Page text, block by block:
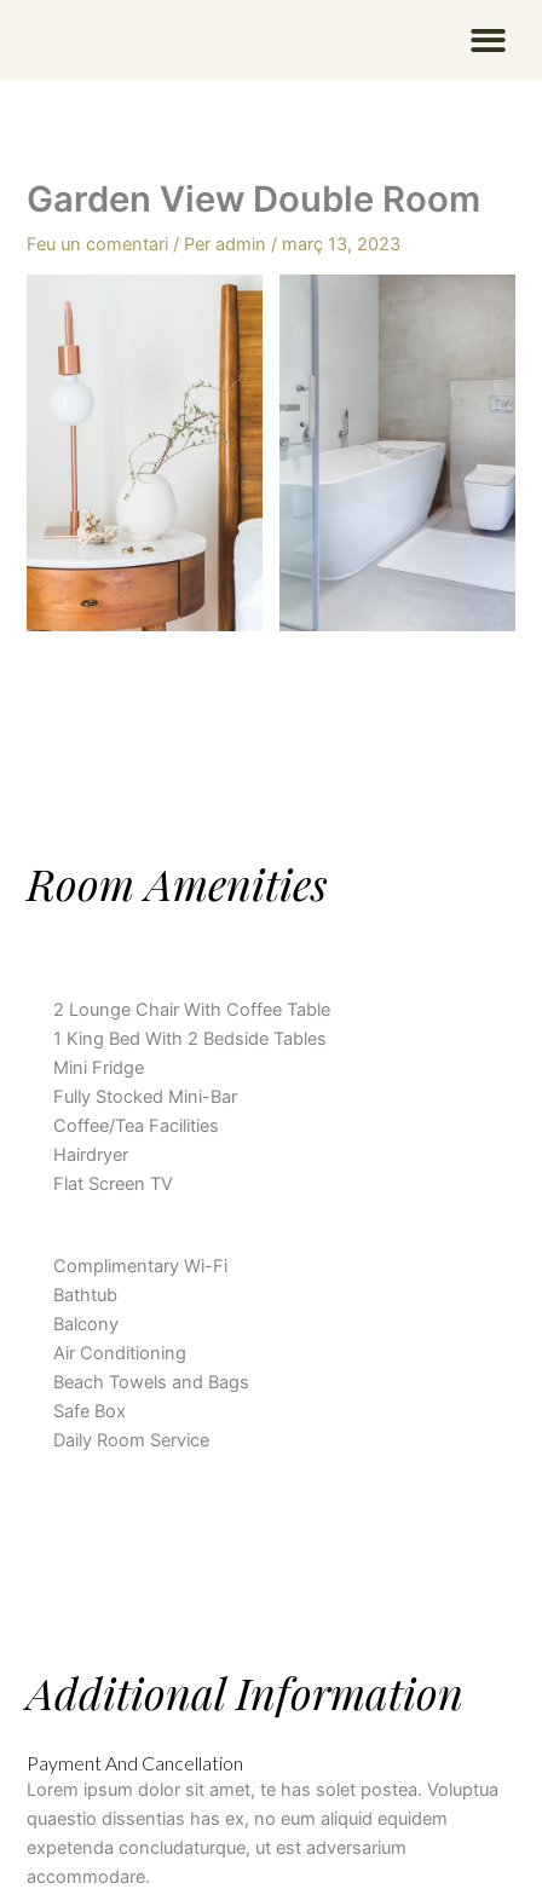
Garden View Double Room
Feu un comentari / Per admin / març 13, 2023
Room Amenities
2 Lounge Chair With Coffee Table
1 King Bed With 2 Bedside Tables
Mini Fridge
Fully Stocked Mini-Bar
Coffee/Tea Facilities
Hairdryer
Flat Screen TV
Complimentary Wi-Fi
Bathtub
Balcony
Air Conditioning
Beach Towels and Bags
Safe Box
Daily Room Service
Additional Information
Payment And Cancellation
Lorem ipsum dolor sit amet, te has solet postea. Voluptua
quaestio dissentias has ex, no eum aliquid equidem
expetenda concludaturque, ut est adversarium
accommodare.